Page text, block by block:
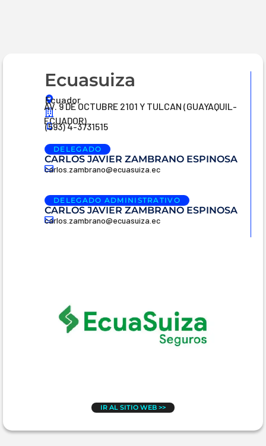
Ecuasuiza
Ecuador
AV. 9 DE OCTUBRE 2101 Y TULCAN (GUAYAQUIL-
ECUADOR)
(593) 4-3731515
DELEGADO
CARLOS JAVIER ZAMBRANO ESPINOSA
carlos.zambrano@ecuasuiza.ec
DELEGADO ADMINISTRATIVO
CARLOS JAVIER ZAMBRANO ESPINOSA
carlos.zambrano@ecuasuiza.ec
IR AL SITIO WEB >>